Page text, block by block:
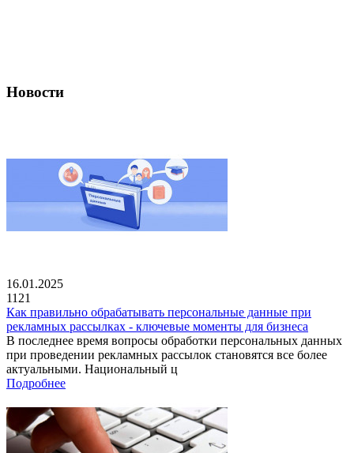
Новости
16.01.2025
1121
Как правильно обрабатывать персональные данные при
рекламных рассылках - ключевые моменты для бизнеса
В последнее время вопросы обработки персональных данных
при проведении рекламных рассылок становятся все более
актуальными. Национальный ц
Подробнее